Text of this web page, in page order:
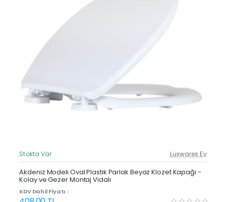
Güncel Fiyat
Yeni Ürün
Stokta Var Luxwares Ev
Akdeniz Modeli Oval Plastik Parlak Beyaz Klozet Kapağı -
Kolay ve Gezer Montaj Vidalı
KDV Dahil Fiyatı :